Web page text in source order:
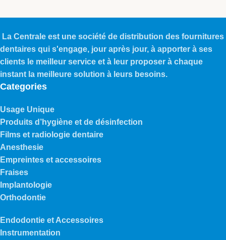
La Centrale est une société de distribution des fournitures
dentaires qui s'engage, jour après jour, à apporter à ses
clients le meilleur service et à leur proposer à chaque
instant la meilleure solution à leurs besoins.
Categories
Usage Unique
Produits d’hygiène et de désinfection
Films et radiologie dentaire
Anesthesie
Empreintes et accessoires
Fraises
Implantologie
Orthodontie
Endodontie et Accessoires
Instrumentation